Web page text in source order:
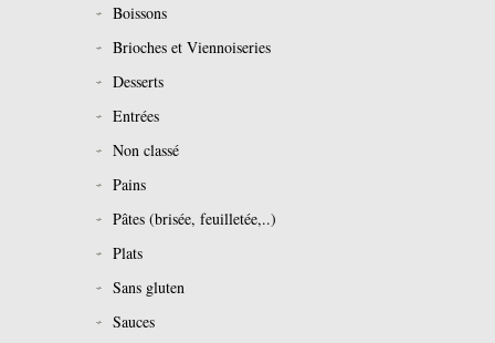
Boissons
Brioches et Viennoiseries
Desserts
Entrées
Non classé
Pains
Pâtes (brisée, feuilletée,..)
Plats
Sans gluten
Sauces